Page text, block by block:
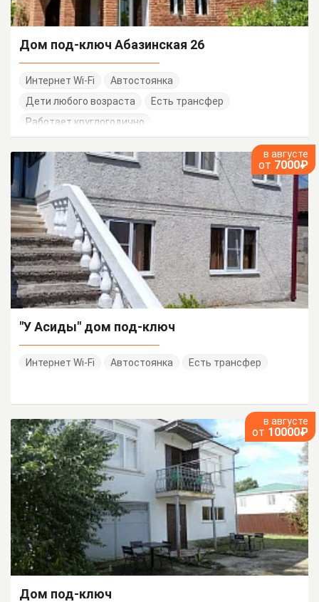
Дом под-ключ Абазинская 26
Интернет Wi-Fi
Автостоянка
Дети любого возраста
Есть трансфер
Работает круглогодично
в августе
от 7000₽
"У Асиды" дом под-ключ
Интернет Wi-Fi Автостоянка Есть трансфер
в августе
от 10000₽
Дом под-ключ